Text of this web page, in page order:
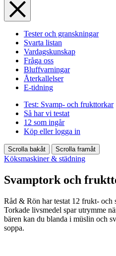
Tester och granskningar
Svarta listan
Vardagskunskap
Fråga oss
Bluffvarningar
Återkallelser
E-tidning
Test: Svamp- och frukttorkar
Så har vi testat
12 som ingår
Köp eller logga in
Scrolla bakåt Scrolla framåt
Köksmaskiner & städning
Svamptork och
Råd & Rön har testat 12 frukt- och
Torkade livsmedel spar utrymme
bären kan du blanda i müslin och
soppa.